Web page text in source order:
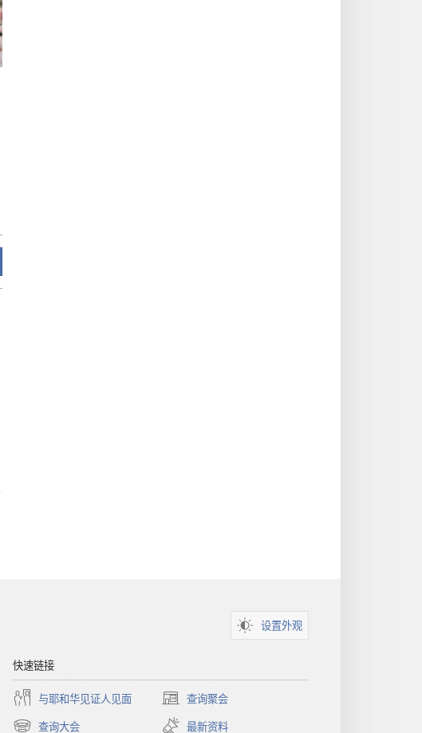
设置外观
快速链接
与耶和华见证人见面 查询聚会
（打
开
查询大会 最新资料